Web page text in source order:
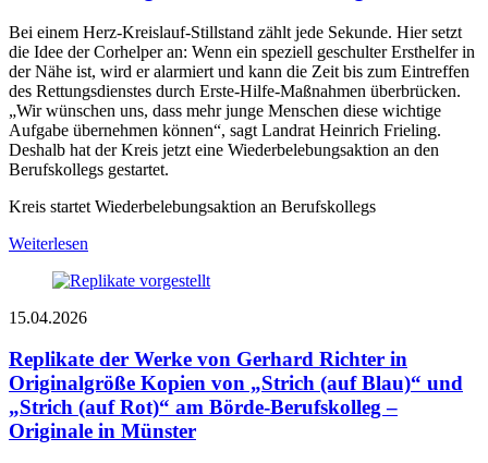
Bei einem Herz-Kreislauf-Stillstand zählt jede Sekunde. Hier setzt
die Idee der Corhelper an: Wenn ein speziell geschulter Ersthelfer in
der Nähe ist, wird er alarmiert und kann die Zeit bis zum Eintreffen
des Rettungsdienstes durch Erste-Hilfe-Maßnahmen überbrücken.
„Wir wünschen uns, dass mehr junge Menschen diese wichtige
Aufgabe übernehmen können“, sagt Landrat Heinrich Frieling.
Deshalb hat der Kreis jetzt eine Wiederbelebungsaktion an den
Berufskollegs gestartet.
Kreis startet Wiederbelebungsaktion an Berufskollegs
Weiterlesen
15.04.2026
Replikate der Werke von Gerhard Richter in
Originalgröße Kopien von „Strich (auf Blau)“ und
„Strich (auf Rot)“ am Börde-Berufskolleg –
Originale in Münster